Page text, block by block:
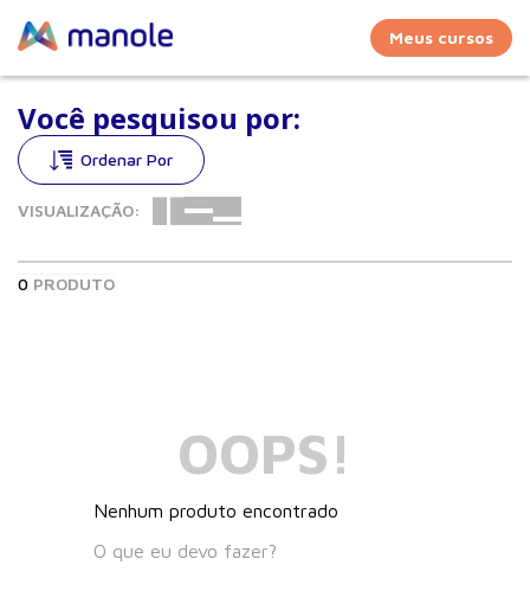
Meus cursos
Você pesquisou por:
VISUALIZAÇÃO:
0 PRODUTO
OOPS!
Nenhum produto encontrado
O que eu devo fazer?